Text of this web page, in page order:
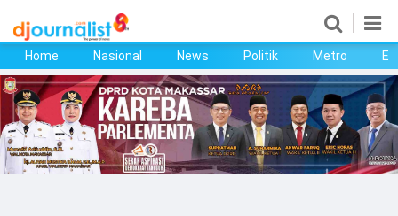
Home
Nasional
News
Home Nasional News Politik Metro